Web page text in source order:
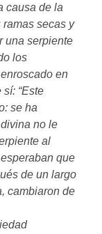
causa de la
secas y
una serpiente
los
en
“Este
se ha
no le
al
que
de un largo
cambiaron de